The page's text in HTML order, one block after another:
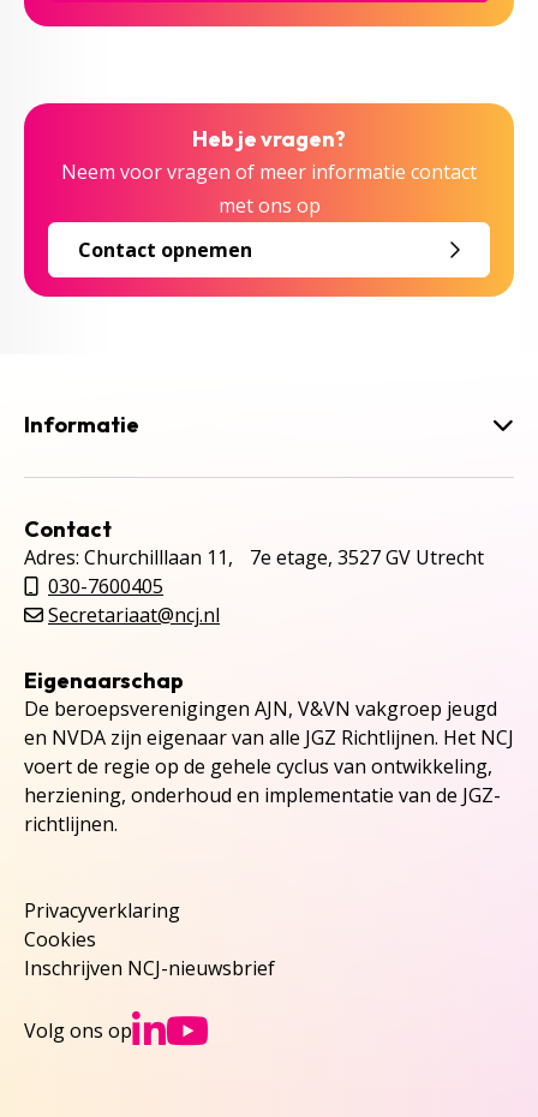
Heb je vragen?
Neem voor vragen of meer informatie contact
met ons op
Contact opnemen
Informatie
Contact
Adres: Churchilllaan 11, 7e etage, 3527 GV Utrecht
030-7600405
Secretariaat@ncj.nl
Eigenaarschap
De beroepsverenigingen AJN, V&VN vakgroep jeugd
en NVDA zijn eigenaar van alle JGZ Richtlijnen. Het NCJ
voert de regie op de gehele cyclus van ontwikkeling,
herziening, onderhoud en implementatie van de JGZ-
richtlijnen.
Privacyverklaring
Cookies
Inschrijven NCJ-nieuwsbrief
Volg ons op Ga naar NCJs